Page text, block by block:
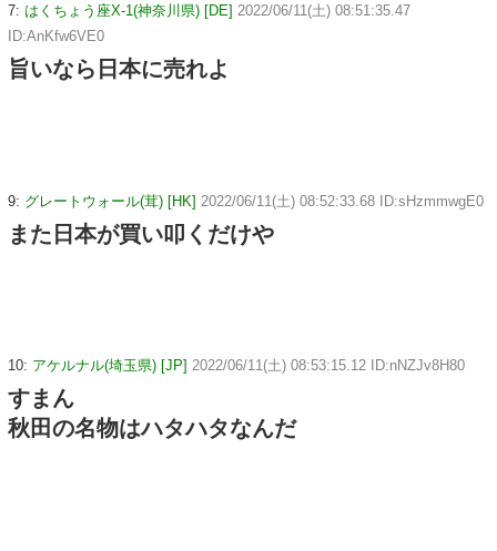
7: はくちょう座X-1(神奈川県) [DE] 2022/06/11(土) 08:51:35.47
ID:AnKfw6VE0
旨いなら日本に売れよ
9: グレートウォール(茸) [HK] 2022/06/11(土) 08:52:33.68 ID:sHzmmwgE0
また日本が買い叩くだけや
10: アケルナル(埼玉県) [JP] 2022/06/11(土) 08:53:15.12 ID:nNZJv8H80
すまん
秋田の名物はハタハタなんだ